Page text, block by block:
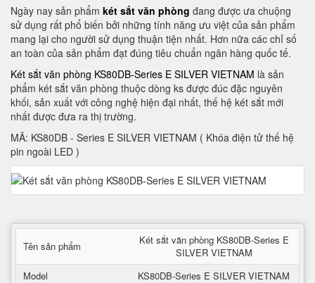
Ngày nay sản phẩm két sắt văn phòng đang được ưa chuộng
sử dụng rất phổ biến bởi những tính năng ưu việt của sản phẩm
mang lại cho người sử dụng thuận tiện nhất. Hơn nữa các chỉ số
an toàn của sản phẩm đạt đúng tiêu chuẩn ngân hàng quốc tế.
Két sắt văn phòng KS80DB-Series E SILVER VIETNAM là sản
phẩm két sắt văn phòng thuộc dòng ks được đúc đặc nguyên
khối, sản xuất với công nghệ hiện đại nhất, thế hệ két sắt mới
nhất được đưa ra thị trường.
MÃ: KS80DB - Series E SILVER VIETNAM ( Khóa điện tử thế hệ
pin ngoài LED )
Tên sản phẩm
Két sắt văn phòng KS80DB-Series E
SILVER VIETNAM
Model
KS80DB-Series E SILVER VIETNAM